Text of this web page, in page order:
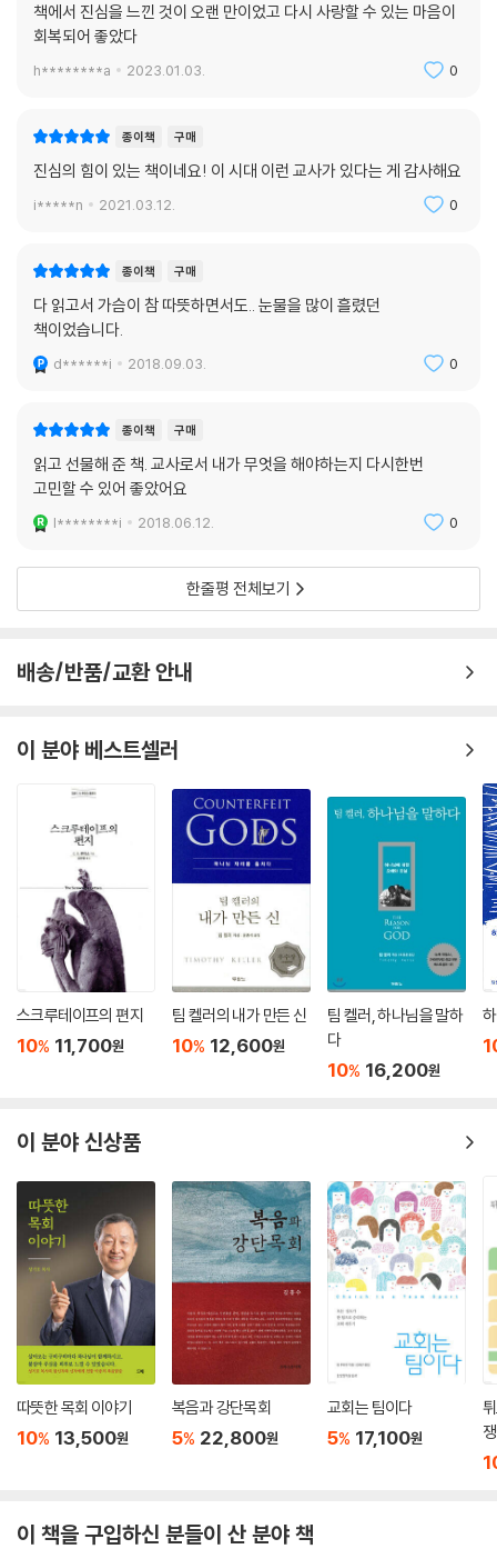
책에서 진심을 느낀 것이 오랜 만이었고 다시 사랑할 수 있는 마음이
회복되어 좋았다
h********a 2023.01.03. 0
종이책 구매
진심의 힘이 있는 책이네요! 이 시대 이런 교사가 있다는 게 감사해요
i*****n 2021.03.12. 0
종이책 구매
다 읽고서 가슴이 참 따뜻하면서도.. 눈물을 많이 흘렸던
책이었습니다.
d******i 2018.09.03. 0
종이책 구매
읽고 선물해 준 책. 교사로서 내가 무엇을 해야하는지 다시한번
고민할 수 있어 좋았어요
l********i 2018.06.12. 0
한줄평 전체보기
배송/반품/교환 안내
이 분야 베스트셀러
스크루테이프의 편지
10% 11,700원
팀 켈러의 내가 만든 신
10% 12,600원
팀 켈러, 하나님을 말하
다
10% 16,200원
이 분야 신상품
따뜻한 목회 이야기
10% 13,500원
복음과 강단목회
5% 22,800원
교회는 팀이다
5% 17,100원
이 책을 구입하신 분들이 산 분야 책